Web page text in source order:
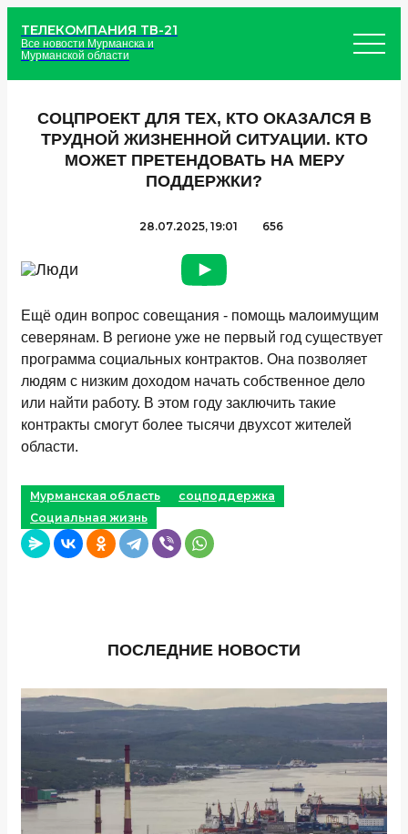
ТЕЛЕКОМПАНИЯ ТВ-21
Все новости Мурманска и
Мурманской области
СОЦПРОЕКТ ДЛЯ ТЕХ, КТО ОКАЗАЛСЯ В
ТРУДНОЙ ЖИЗНЕННОЙ СИТУАЦИИ. КТО
МОЖЕТ ПРЕТЕНДОВАТЬ НА МЕРУ
ПОДДЕРЖКИ?
28.07.2025, 19:01 656
Ещё один вопрос совещания - помощь малоимущим
северянам. В регионе уже не первый год существует
программа социальных контрактов. Она позволяет
людям с низким доходом начать собственное дело
или найти работу. В этом году заключить такие
контракты смогут более тысячи двухсот жителей
области.
Мурманская область
соцподдержка
Социальная жизнь
ПОСЛЕДНИЕ НОВОСТИ